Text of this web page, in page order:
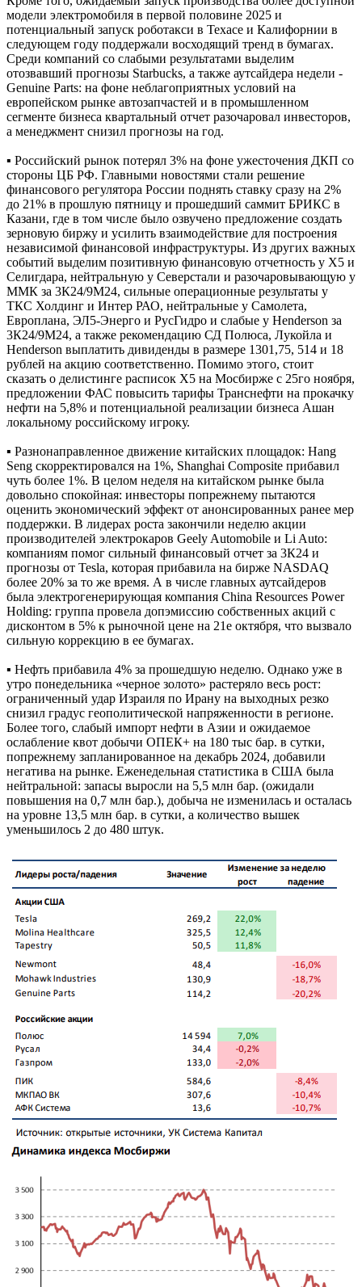
модели электромобиля в первой половине 2025 и
потенциальный запуск роботакси в Техасе и Калифорнии в
следующем году поддержали восходящий тренд в бумагах.
Среди компаний со слабыми результатами выделим
отозвавший прогнозы Starbucks, а также аутсайдера недели -
Genuine Parts: на фоне неблагоприятных условий на
европейском рынке автозапчастей и в промышленном
сегменте бизнеса квартальный отчет разочаровал инвесторов,
а менеджмент снизил прогнозы на год.
▪ Российский рынок потерял 3% на фоне ужесточения ДКП со
стороны ЦБ РФ. Главными новостями стали решение
финансового регулятора России поднять ставку сразу на 2%
до 21% в прошлую пятницу и прошедший саммит БРИКС в
Казани, где в том числе было озвучено предложение создать
зерновую биржу и усилить взаимодействие для построения
независимой финансовой инфраструктуры. Из других важных
событий выделим позитивную финансовую отчетность у X5 и
Селигдара, нейтральную у Северстали и разочаровывающую у
ММК за 3К24/9М24, сильные операционные результаты у
ТКС Холдинг и Интер РАО, нейтральные у Самолета,
Европлана, ЭЛ5-Энерго и РусГидро и слабые у Henderson за
3К24/9М24, а также рекомендацию СД Полюса, Лукойла и
Henderson выплатить дивиденды в размере 1301,75, 514 и 18
рублей на акцию соответственно. Помимо этого, стоит
сказать о делистинге расписок Х5 на Мосбирже с 25го ноября,
предложении ФАС повысить тарифы Транснефти на прокачку
нефти на 5,8% и потенциальной реализации бизнеса Ашан
локальному российскому игроку.
▪ Разнонаправленное движение китайских площадок: Hang
Seng скорректировался на 1%, Shanghai Composite прибавил
чуть более 1%. В целом неделя на китайском рынке была
довольно спокойная: инвесторы попрежнему пытаются
оценить экономический эффект от анонсированных ранее мер
поддержки. В лидерах роста закончили неделю акции
производителей электрокаров Geely Automobile и Li Auto:
компаниям помог сильный финансовый отчет за 3К24 и
прогнозы от Tesla, которая прибавила на бирже NASDAQ
более 20% за то же время. А в числе главных аутсайдеров
была электрогенерирующая компания China Resources Power
Holding: группа провела допэмиссию собственных акций с
дисконтом в 5% к рыночной цене на 21е октября, что вызвало
сильную коррекцию в ее бумагах.
▪ Нефть прибавила 4% за прошедшую неделю. Однако уже в
утро понедельника «черное золото» растеряло весь рост:
ограниченный удар Израиля по Ирану на выходных резко
снизил градус геополитической напряженности в регионе.
Более того, слабый импорт нефти в Азии и ожидаемое
ослабление квот добычи ОПЕК+ на 180 тыс бар. в сутки,
попрежнему запланированное на декабрь 2024, добавили
негатива на рынке. Еженедельная статистика в США была
нейтральной: запасы выросли на 5,5 млн бар. (ожидали
повышения на 0,7 млн бар.), добыча не изменилась и осталась
на уровне 13,5 млн бар. в сутки, а количество вышек
уменьшилось 2 до 480 штук.